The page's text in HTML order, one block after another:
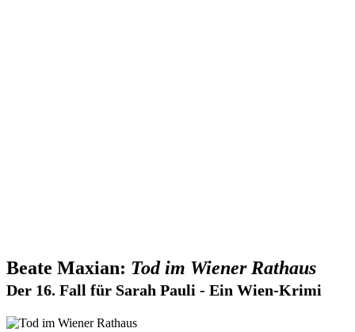
Beate Maxian: Tod im Wiener Rathaus
Der 16. Fall für Sarah Pauli - Ein Wien-Krimi